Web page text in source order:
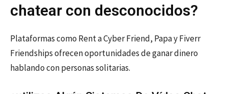
chatear con desconocidos?
Plataformas como Rent a Cyber ​​Friend, Papa y Fiverr
Friendships ofrecen oportunidades de ganar dinero
hablando con personas solitarias.